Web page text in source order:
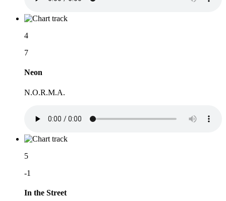
4
7
Neon
N.O.R.M.A.
5
-1
In the Street